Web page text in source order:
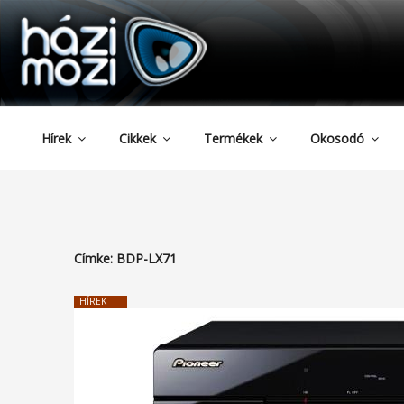
Tartalomhoz
HAZIMOZI
Hírek Cikkek Termékek Okosodó
Címke: BDP-LX71
HÍREK